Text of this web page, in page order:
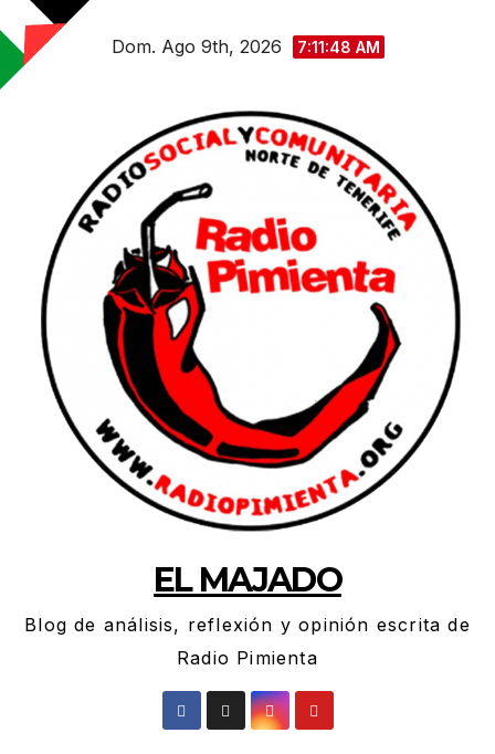
Saltar
al
contenido
Dom. Ago 9th, 2026 7:11:49 AM
EL MAJADO
Blog de análisis, reflexión y opinión escrita de
Radio Pimienta